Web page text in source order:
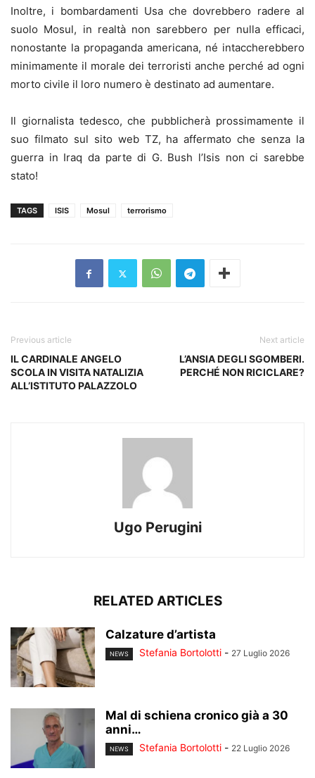
Inoltre, i bombardamenti Usa che dovrebbero radere al
suolo Mosul, in realtà non sarebbero per nulla efficaci,
nonostante la propaganda americana, né intaccherebbero
minimamente il morale dei terroristi anche perché ad ogni
morto civile il loro numero è destinato ad aumentare.
Il giornalista tedesco, che pubblicherà prossimamente il
suo filmato sul sito web TZ, ha affermato che senza la
guerra in Iraq da parte di G. Bush l’Isis non ci sarebbe
stato!
TAGS ISIS Mosul terrorismo
Previous article
IL CARDINALE ANGELO
SCOLA IN VISITA NATALIZIA
ALL’ISTITUTO PALAZZOLO
Next article
L’ANSIA DEGLI SGOMBERI.
PERCHÉ NON RICICLARE?
Ugo Perugini
RELATED ARTICLES
Calzature d’artista
NEWS Stefania Bortolotti - 27 Luglio 2026
Mal di schiena cronico già a 30
anni…
NEWS Stefania Bortolotti - 22 Luglio 2026